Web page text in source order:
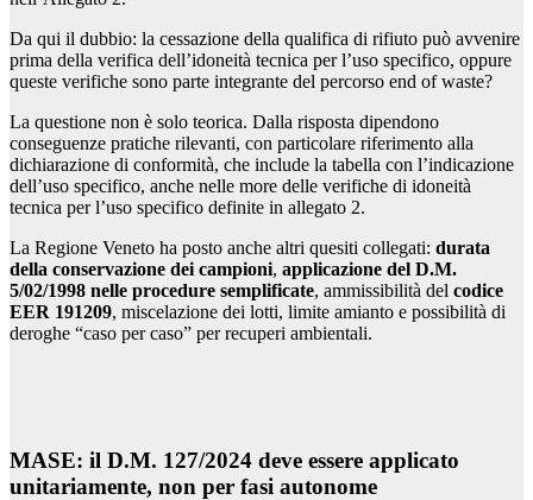
Da qui il dubbio: la cessazione della qualifica di rifiuto può avvenire
prima della verifica dell’idoneità tecnica per l’uso specifico, oppure
queste verifiche sono parte integrante del percorso end of waste?
La questione non è solo teorica. Dalla risposta dipendono
conseguenze pratiche rilevanti, con particolare riferimento alla
dichiarazione di conformità, che include la tabella con l’indicazione
dell’uso specifico, anche nelle more delle verifiche di idoneità
tecnica per l’uso specifico definite in allegato 2.
La Regione Veneto ha posto anche altri quesiti collegati: durata
della conservazione dei campioni, applicazione del D.M.
5/02/1998 nelle procedure semplificate, ammissibilità del codice
EER 191209, miscelazione dei lotti, limite amianto e possibilità di
deroghe “caso per caso” per recuperi ambientali.
MASE: il D.M. 127/2024 deve essere applicato
unitariamente, non per fasi autonome